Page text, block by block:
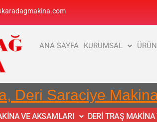
ANA SAYFA KURUMSAL
Deri Saraciye
VE AKSAMLARI DERİ TRAŞ